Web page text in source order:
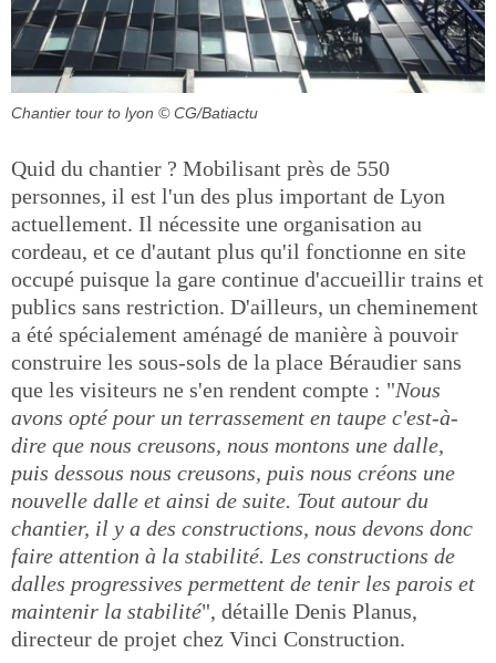
Chantier tour to lyon © CG/Batiactu
Quid du chantier ? Mobilisant près de 550
personnes, il est l'un des plus important de Lyon
actuellement. Il nécessite une organisation au
cordeau, et ce d'autant plus qu'il fonctionne en site
occupé puisque la gare continue d'accueillir trains et
publics sans restriction. D'ailleurs, un cheminement
a été spécialement aménagé de manière à pouvoir
construire les sous-sols de la place Béraudier sans
que les visiteurs ne s'en rendent compte : "Nous
avons opté pour un terrassement en taupe c'est-à-
dire que nous creusons, nous montons une dalle,
puis dessous nous creusons, puis nous créons une
nouvelle dalle et ainsi de suite. Tout autour du
chantier, il y a des constructions, nous devons donc
faire attention à la stabilité. Les constructions de
dalles progressives permettent de tenir les parois et
maintenir la stabilité", détaille Denis Planus,
directeur de projet chez Vinci Construction.